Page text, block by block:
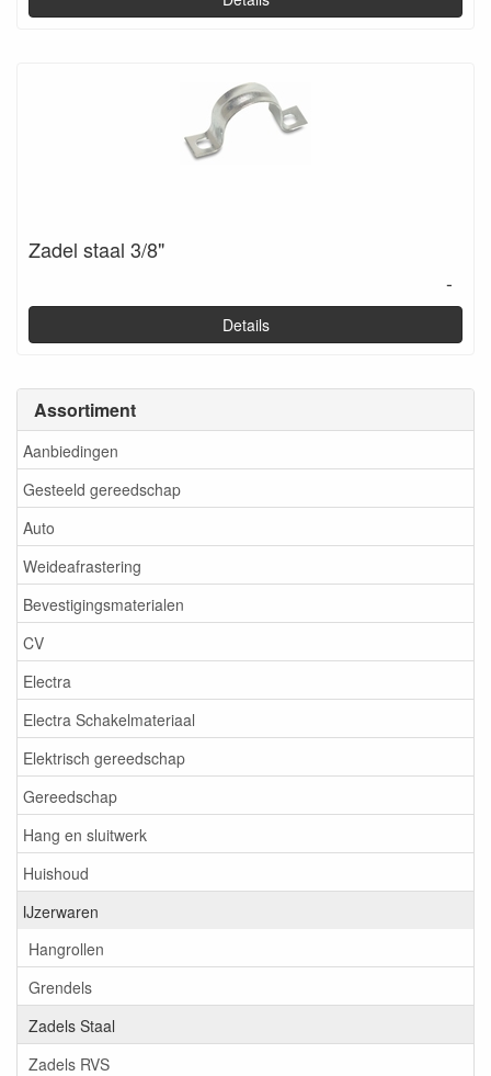
Assortiment
Aanbiedingen
Gesteeld gereedschap
Auto
Weideafrastering
Bevestigingsmaterialen
CV
Electra
Electra Schakelmateriaal
Elektrisch gereedschap
Gereedschap
Hang en sluitwerk
Huishoud
IJzerwaren
Hangrollen
Grendels
Zadels Staal
Zadels RVS
Zadel staal 3/8"
-
Details